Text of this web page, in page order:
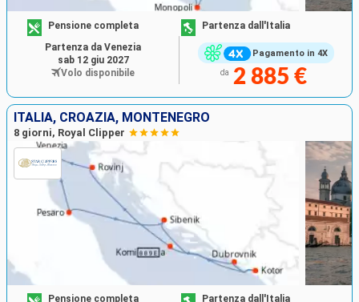
Pagamento in 4X
Pensione completa Partenza dall'Italia
da 2 885 €
Partenza da Venezia
sab 12 giu 2027
Volo disponibile
ITALIA, CROAZIA, MONTENEGRO
8 giorni, Royal Clipper
Pensione completa Partenza dall'Italia